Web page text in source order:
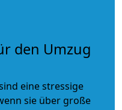
den Umzug
eine stressige
sie über große